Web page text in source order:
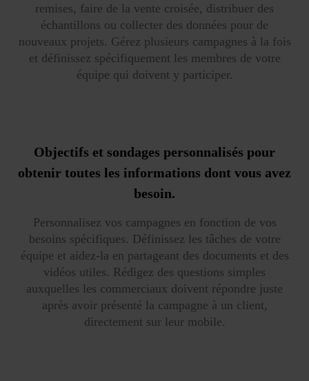
remises, faire de la vente croisée, distribuer des
échantillons ou collecter des données pour de
nouveaux projets. Gérez plusieurs campagnes à la fois
et définissez spécifiquement les membres de votre
équipe qui doivent y participer.
Objectifs et sondages personnalisés pour
obtenir toutes les informations dont vous avez
besoin.
Personnalisez vos campagnes en fonction de vos
besoins spécifiques. Définissez les tâches de votre
équipe et aidez-la en partageant des documents et des
vidéos utiles. Rédigez des questions simples
auxquelles les commerciaux doivent répondre juste
après avoir présenté la campagne à un client,
directement sur leur mobile.